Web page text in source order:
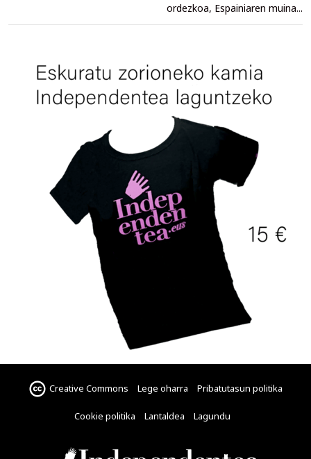
ordezkoa, Espainiaren muina...
Creative Commons Lege oharra Pribatutasun politika
Cookie politika Lantaldea Lagundu